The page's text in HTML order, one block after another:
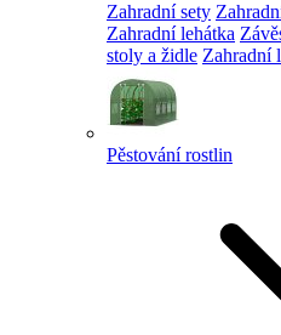
Zahradní sety
Zahradní lehátka
stoly a židle Zahradní
Pěstování rostlin